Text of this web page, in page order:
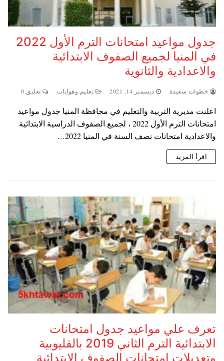
جدول مواعيد امتحانات الترم الأول 2022
في المنيا لجميع الصفوف الابتدائية
والاعدادية والثانوية
خطوات سعيدة ديسمبر 14, 2021 تعليم وهوايات تعليق 0
اعلنت مديرية التربية والتعليم في محافظة المنيا جدول مواعيد
امتحانات الترم الأول 2022 ، لجميع الصفوف الدراسية الابتدائية
والاعدادية امتحانات نصف السنة في المنيا 2022…
اقرأ المزيد
تعرف علي مواعيد جدول امتحانات
الابتدائية الترم الثاني 2019 بالقليوبية
وتعديلات امتحانات الصفوف الابتدائية